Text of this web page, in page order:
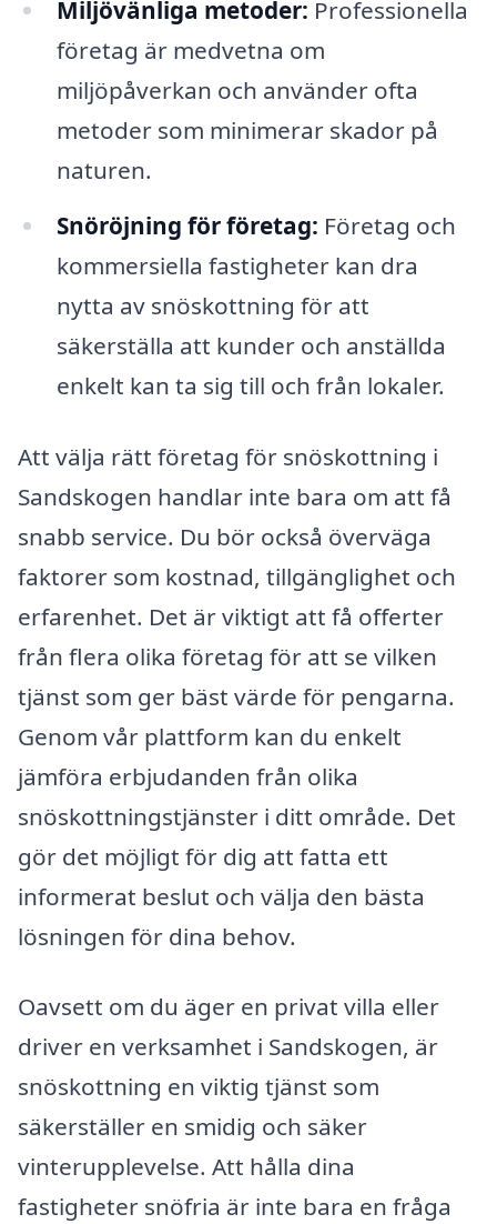
Miljövänliga metoder: Professionella
företag är medvetna om
miljöpåverkan och använder ofta
metoder som minimerar skador på
naturen.
Snöröjning för företag: Företag och
kommersiella fastigheter kan dra
nytta av snöskottning för att
säkerställa att kunder och anställda
enkelt kan ta sig till och från lokaler.
Att välja rätt företag för snöskottning i
Sandskogen handlar inte bara om att få
snabb service. Du bör också överväga
faktorer som kostnad, tillgänglighet och
erfarenhet. Det är viktigt att få offerter
från flera olika företag för att se vilken
tjänst som ger bäst värde för pengarna.
Genom vår plattform kan du enkelt
jämföra erbjudanden från olika
snöskottningstjänster i ditt område. Det
gör det möjligt för dig att fatta ett
informerat beslut och välja den bästa
lösningen för dina behov.
Oavsett om du äger en privat villa eller
driver en verksamhet i Sandskogen, är
snöskottning en viktig tjänst som
säkerställer en smidig och säker
vinterupplevelse. Att hålla dina
fastigheter snöfria är inte bara en fråga